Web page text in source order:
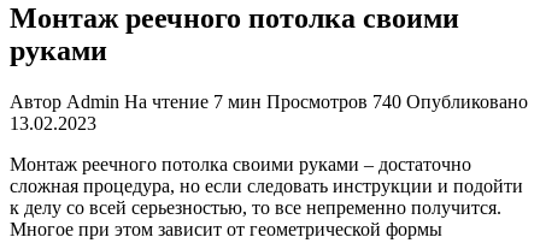
Монтаж реечного потолка своими
руками
Автор Admin На чтение 7 мин Просмотров 740 Опубликовано
13.02.2023
Монтаж реечного потолка своими руками – достаточно
сложная процедура, но если следовать инструкции и подойти
к делу со всей серьезностью, то все непременно получится.
Многое при этом зависит от геометрической формы